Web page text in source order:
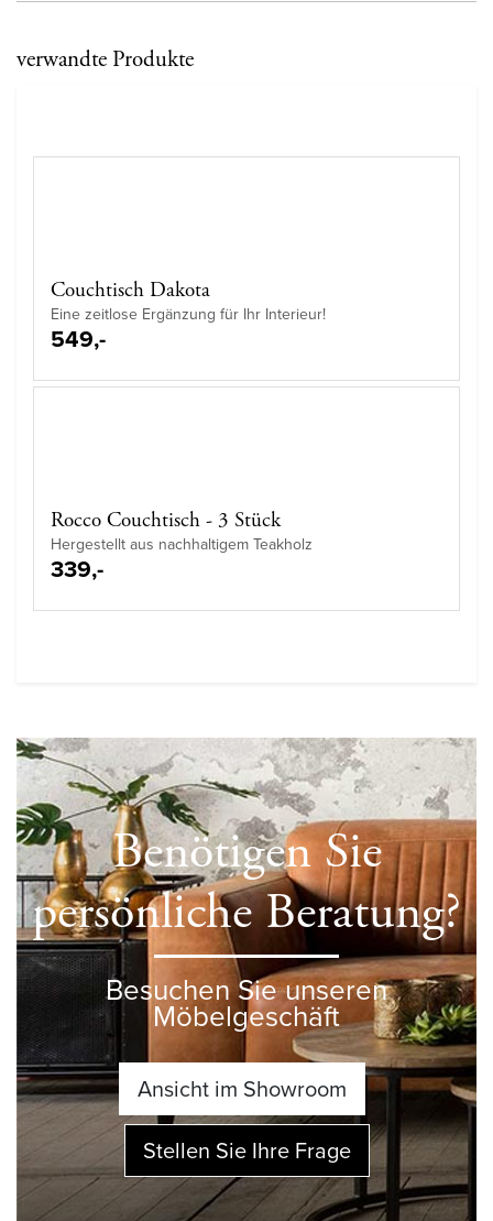
verwandte Produkte
Couchtisch Dakota
Eine zeitlose Ergänzung für Ihr Interieur!
549,-
Rocco Couchtisch - 3 Stück
Hergestellt aus nachhaltigem Teakholz
339,-
Benötigen Sie
persönliche Beratung?
Besuchen Sie unseren
Möbelgeschäft
Ansicht im Showroom
Stellen Sie Ihre Frage